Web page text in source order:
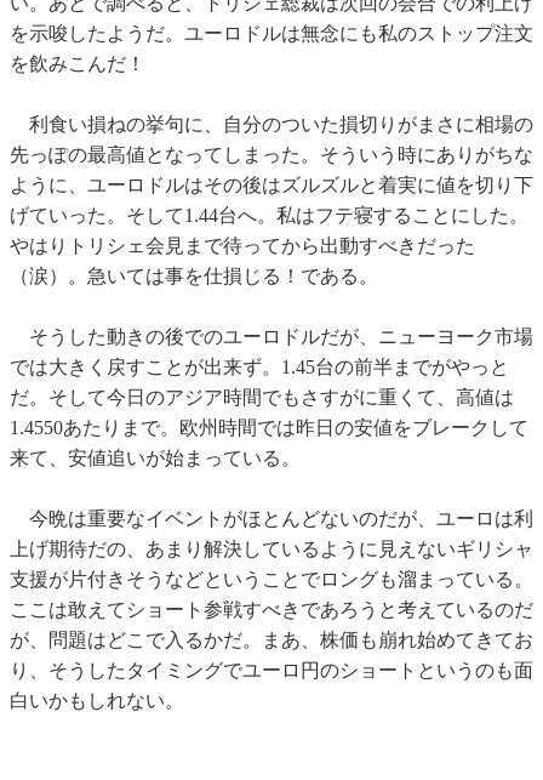
を示唆したようだ。ユーロドルは無念にも私のストップ注文
を飲みこんだ！
利食い損ねの挙句に、自分のついた損切りがまさに相場の
先っぽの最高値となってしまった。そういう時にありがちな
ように、ユーロドルはその後はズルズルと着実に値を切り下
げていった。そして1.44台へ。私はフテ寝することにした。
やはりトリシェ会見まで待ってから出動すべきだった
（涙）。急いては事を仕損じる！である。
そうした動きの後でのユーロドルだが、ニューヨーク市場
では大きく戻すことが出来ず。1.45台の前半までがやっと
だ。そして今日のアジア時間でもさすがに重くて、高値は
1.4550あたりまで。欧州時間では昨日の安値をブレークして
来て、安値追いが始まっている。
今晩は重要なイベントがほとんどないのだが、ユーロは利
上げ期待だの、あまり解決しているように見えないギリシャ
支援が片付きそうなどということでロングも溜まっている。
ここは敢えてショート参戦すべきであろうと考えているのだ
が、問題はどこで入るかだ。まあ、株価も崩れ始めてきてお
り、そうしたタイミングでユーロ円のショートというのも面
白いかもしれない。